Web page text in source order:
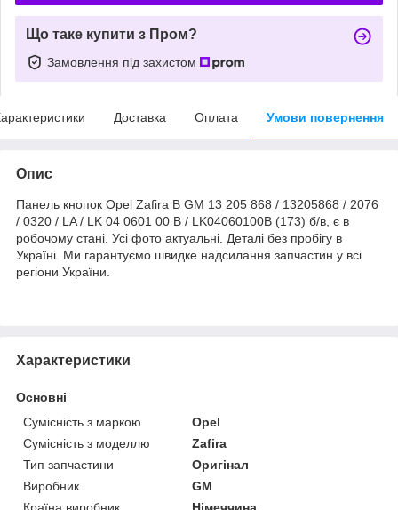
Що таке купити з Пром?
Замовлення під захистом
Доставка Оплата Умови повернення
Опис
Панель кнопок Opel Zafira B GM 13 205 868 / 13205868 / 2076
/ 0320 / LA / LK 04 0601 00 B / LK04060100B (173) б/в, є в
робочому стані. Усі фото актуальні. Деталі без пробігу в
Україні. Ми гарантуємо швидке надсилання запчастин у всі
регіони України.
Характеристики
Основні
Сумісність з маркою
Opel
Сумісність з моделлю
Zafira
Тип запчастини
Оригінал
Виробник
GM
Країна виробник
Німеччина